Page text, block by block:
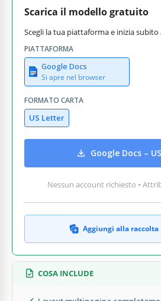
Scarica il modello gratuito
Scegli la tua piattaforma e inizia
PIATTAFORMA
Google Docs
Si apre nel browser
FORMATO CARTA
US Letter
Google Docs –
Nessun account richiesto •
Aggiungi alla raccolta
COSA INCLUDE